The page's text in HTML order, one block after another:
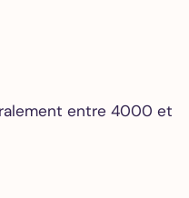
entre 4000 et